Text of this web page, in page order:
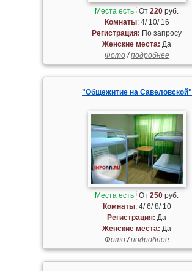
Места есть От220 руб.
Комнаты: 4/ 10/ 16
Регистрация: По запросу
Женские места: Да
Фото/подробнее
"Общежитие на Савеловской"
Места есть От250 руб.
Комнаты: 4/ 6/ 8/ 10
Регистрация: Да
Женские места: Да
Фото/подробнее